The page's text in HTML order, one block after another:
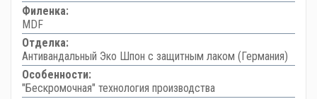
Филенка:
MDF
Отделка:
Антивандальный Эко Шпон с защитным лаком (Германия)
Особенности:
"Бескромочная" технология производства